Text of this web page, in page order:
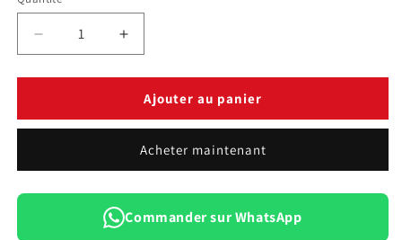
Réduire
la
quantité
Après-
Océans
—
Augmenter
la
quantité
Après-
Brut
Océans
—
100
ml
Ajouter au panier
Acheter maintenant
Commander sur WhatsApp